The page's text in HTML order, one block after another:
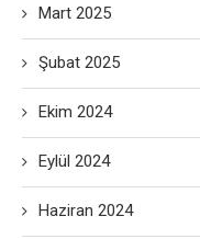
Mart 2025
Şubat 2025
Ekim 2024
Eylül 2024
Haziran 2024